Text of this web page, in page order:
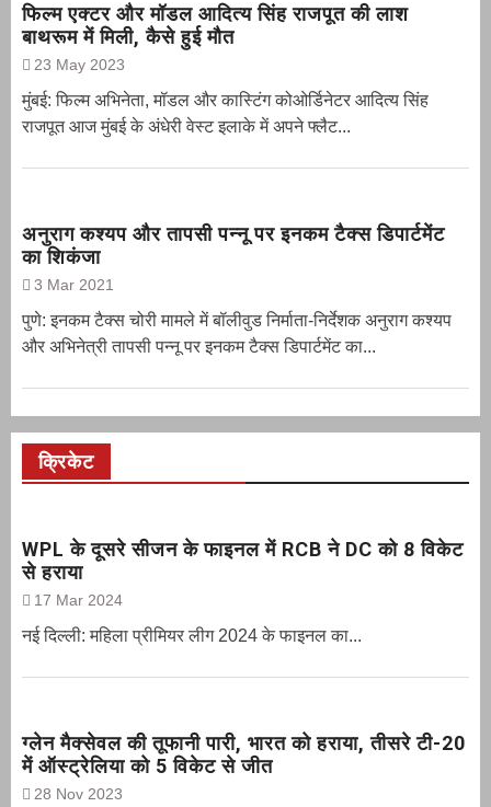
फिल्म एक्टर और मॉडल आदित्य सिंह राजपूत की लाश
बाथरूम में मिली, कैसे हुई मौत
23 May 2023
मुंबई: फिल्म अभिनेता, मॉडल और कास्टिंग कोओर्डिनेटर आदित्य सिंह
राजपूत आज मुंबई के अंधेरी वेस्ट इलाके में अपने फ्लैट...
अनुराग कश्यप और तापसी पन्नू पर इनकम टैक्स डिपार्टमेंट
का शिकंजा
3 Mar 2021
पुणे: इनकम टैक्स चोरी मामले में बॉलीवुड निर्माता-निर्देशक अनुराग कश्यप
और अभिनेत्री तापसी पन्नू पर इनकम टैक्स डिपार्टमेंट का...
क्रिकेट
WPL के दूसरे सीजन के फाइनल में RCB ने DC को 8 विकेट
से हराया
17 Mar 2024
नई दिल्ली: महिला प्रीमियर लीग 2024 के फाइनल का...
ग्‍लेन मैक्‍सेवल की तूफानी पारी, भारत को हराया, तीसरे टी-20
में ऑस्ट्रेलिया को 5 विकेट से जीत
28 Nov 2023